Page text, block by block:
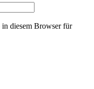
diesem Browser für